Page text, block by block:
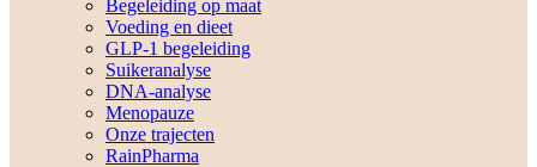
Begeleiding op maat
Voeding en dieet
GLP-1 begeleiding
Suikeranalyse
DNA-analyse
Menopauze
Onze trajecten
RainPharma